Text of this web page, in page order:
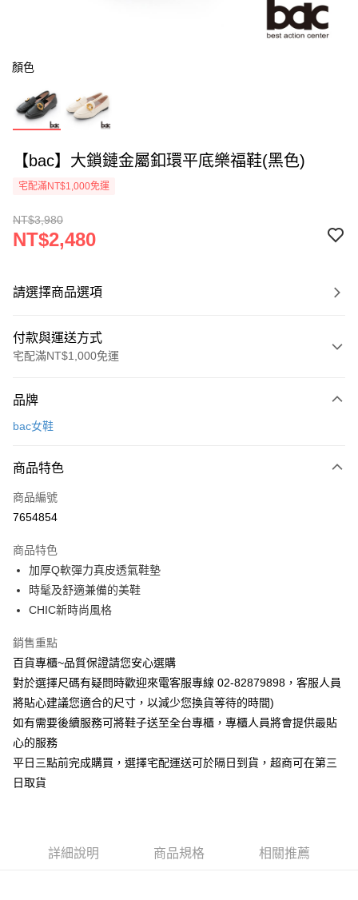
顏色
【bac】大鎖鏈金屬釦環平底樂福鞋(黑色)
宅配滿NT$1,000免運
NT$3,980
NT$2,480
請選擇商品選項
付款與運送方式
宅配滿NT$1,000免運
信用卡一次付款
Apple Pay
街口支付
宅配
每筆NT$90，滿NT$1,000(含以上)免運費
品牌
bac女鞋
商品特色
商品編號
7654854
商品特色
加厚Q軟彈力真皮透氣鞋墊
時髦及舒適兼備的美鞋
CHIC新時尚風格
銷售重點
百貨專櫃~品質保證請您安心選購
對於選擇尺碼有疑問時歡迎來電客服專線 02-82879898，客服人員
將貼心建議您適合的尺寸，以減少您換貨等待的時間)
如有需要後續服務可將鞋子送至全台專櫃，專櫃人員將會提供最貼
心的服務
平日三點前完成購買，選擇宅配運送可於隔日到貨，超商可在第三
日取貨
詳細說明 商品規格 相關推薦